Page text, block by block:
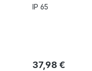
IP 65
Regulärer Preis:
37,98 €